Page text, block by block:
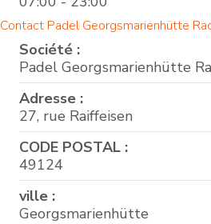
Contact Padel Georgsmarienhütte
Société :
Padel Georgsmarienhütte
Adresse :
27, rue Raiffeisen
CODE POSTAL :
49124
ville :
Georgsmarienhütte